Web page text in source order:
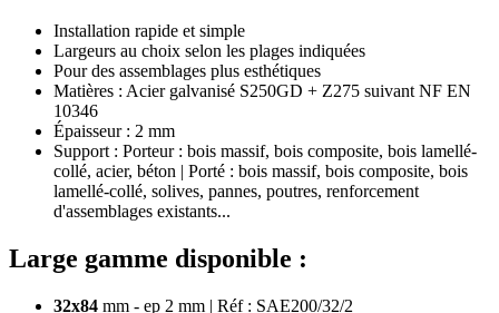
Installation rapide et simple
Largeurs au choix selon les plages indiquées
Pour des assemblages plus esthétiques
Matières : Acier galvanisé S250GD + Z275 suivant NF EN
10346
Épaisseur : 2 mm
Support : Porteur : bois massif, bois composite, bois lamellé-
collé, acier, béton | Porté : bois massif, bois composite, bois
lamellé-collé, solives, pannes, poutres, renforcement
d'assemblages existants...
Large gamme disponible :
32x84 mm - ep 2 mm | Réf : SAE200/32/2